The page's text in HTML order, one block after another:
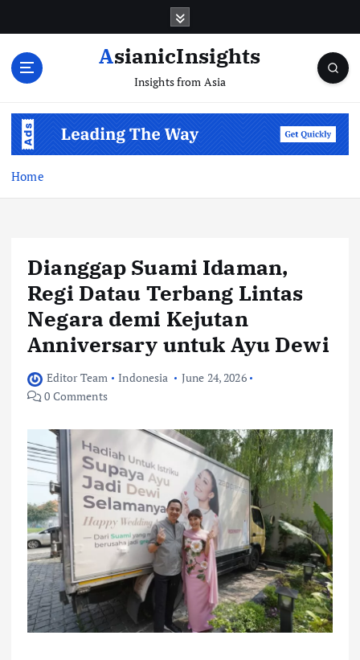
AsianicInsights
Insights from Asia
Home
Dianggap Suami Idaman,
Regi Datau Terbang Lintas
Negara demi Kejutan
Anniversary untuk Ayu Dewi
Editor Team Indonesia
June 24, 2026
0 Comments